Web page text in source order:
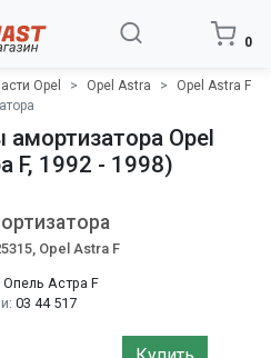
0
Opel Opel Astra
Opel Astra F
Opel
F, 1992 - 1998)
Opel Astra F
Опель Астра F
03 44 517